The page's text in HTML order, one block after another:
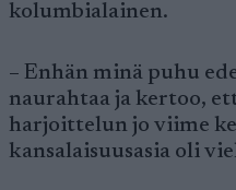
kolumbialainen.
– Enhän minä puhu
naurahtaa ja kertoo,
harjoittelun jo viime
kansalaisuusasia oli